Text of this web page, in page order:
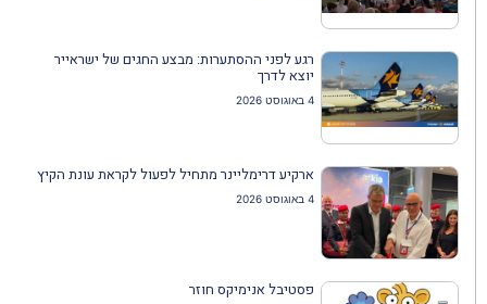
רגע לפני ההסתערות: מבצע החגים של ישראייר
יוצא לדרך
4 באוגוסט 2026
ארקיע דרימליינר מתחיל לפעול לקראת עונת הקיץ
4 באוגוסט 2026
פסטיבל אנימיקס חוזר